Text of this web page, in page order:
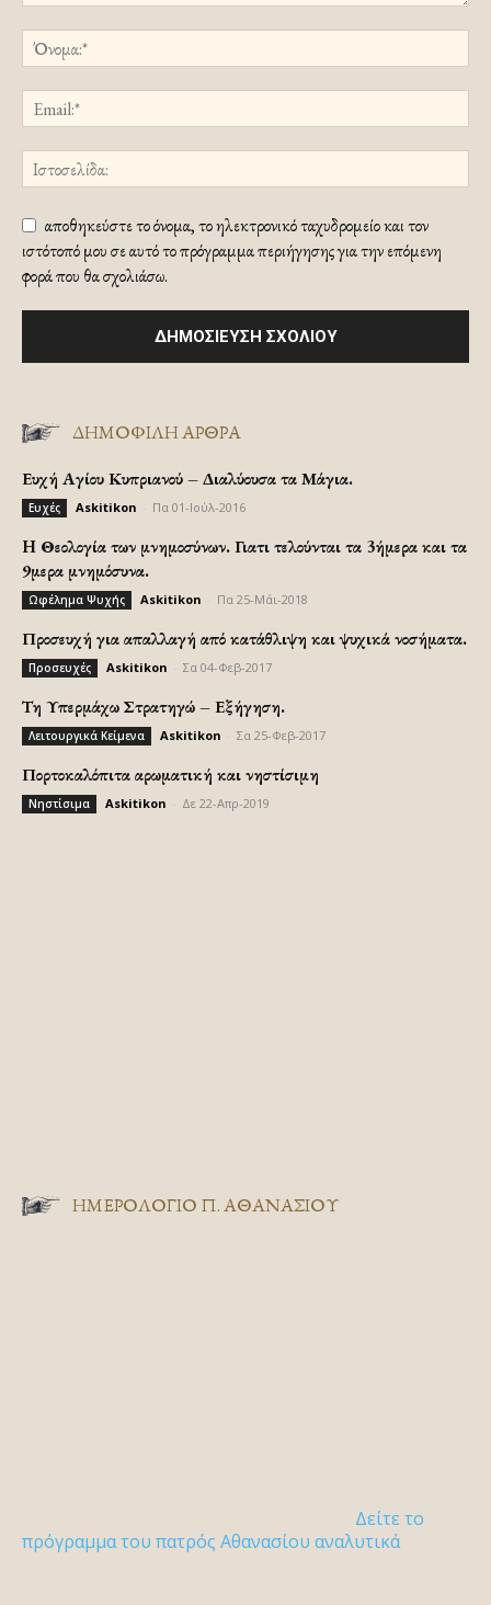
αποθηκεύστε το όνομα, το ηλεκτρονικό ταχυδρομείο και τον
ιστότοπό μου σε αυτό το πρόγραμμα περιήγησης για την επόμενη
φορά που θα σχολιάσω.
ΔΗΜΟΦΙΛΗ ΑΡΘΡΑ
Ευχή Αγίου Κυπριανού – Διαλύουσα τα Μάγια.
Ευχές Askitikon Πα 01-Ιούλ-2016
H Θεολογία των μνημοσύνων. Γιατι τελούνται τα 3ήμερα και τα
9μερα μνημόσυνα.
Ωφέλημα Ψυχής Askitikon Πα 25-Μάι-2018
Προσευχή για απαλλαγή από κατάθλιψη και ψυχικά νοσήματα.
Προσευχές Askitikon Σα 04-Φεβ-2017
Τη Υπερμάχω Στρατηγώ – Εξήγηση.
Λειτουργικά Κείμενα Askitikon Σα 25-Φεβ-2017
Πορτοκαλόπιτα αρωματική και νηστίσιμη
Νηστίσιμα Askitikon Δε 22-Απρ-2019
ΗΜΕΡΟΛΟΓΙΟ Π. ΑΘΑΝΑΣΙΟΥ
Δείτε το
πρόγραμμα του πατρός Αθανασίου αναλυτικά